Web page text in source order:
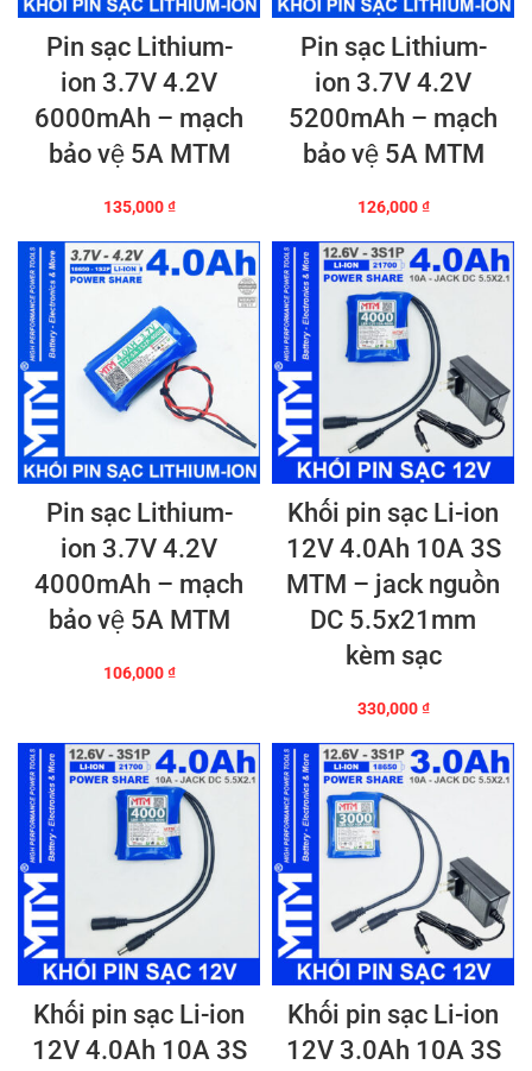
Pin sạc Lithium-
ion 3.7V 4.2V
6000mAh – mạch
bảo vệ 5A MTM
135,000₫
Pin sạc Lithium-
ion 3.7V 4.2V
5200mAh – mạch
bảo vệ 5A MTM
126,000₫
Pin sạc Lithium-
ion 3.7V 4.2V
4000mAh – mạch
bảo vệ 5A MTM
106,000₫
Khối pin sạc Li-ion
12V 4.0Ah 10A 3S
MTM – jack nguồn
DC 5.5x21mm
kèm sạc
330,000₫
Khối pin sạc Li-ion
12V 4.0Ah 10A 3S
Khối pin sạc Li-ion
12V 3.0Ah 10A 3S